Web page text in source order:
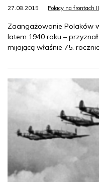
27.08.2015 Polacy na frontach
Zaangażowanie Polaków
latem 1940 roku –
mijającą właśnie 75.